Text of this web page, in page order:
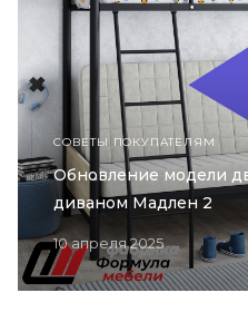
СОВЕТЫ ПОКУПАТЕЛЯМ
10 апреля 2025
Обновление модели
диваном Мадлен 2